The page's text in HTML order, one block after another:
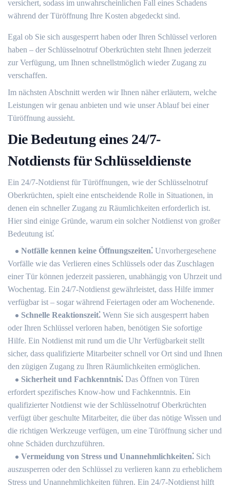
versichert, sodass im unwahrscheinlichen Fall eines Schadens
während der Türöffnung Ihre Kosten abgedeckt sind.​
Egal ob Sie sich ausgesperrt haben oder Ihren Schlüssel verloren
haben – der Schlüsselnotruf Oberkrüchten steht Ihnen jederzeit
zur Verfügung, um Ihnen schnellstmöglich wieder Zugang zu
verschaffen.​
Im nächsten Abschnitt werden wir Ihnen näher erläutern, welche
Leistungen wir genau anbieten und wie unser Ablauf bei einer
Türöffnung aussieht.​
Die Bedeutung eines 24/7-
Notdiensts für Schlüsseldienste
Ein 24/7-Notdienst für Türöffnungen, wie der Schlüsselnotruf
Oberkrüchten, spielt eine entscheidende Rolle in Situationen, in
denen ein schneller Zugang zu Räumlichkeiten erforderlich ist.​
Hier sind einige Gründe, warum ein solcher Notdienst von großer
Bedeutung ist⁚
Notfälle kennen keine Öffnungszeiten⁚ Unvorhergesehene
Vorfälle wie das Verlieren eines Schlüssels oder das Zuschlagen
einer Tür können jederzeit passieren, unabhängig von Uhrzeit und
Wochentag.​ Ein 24/7-Notdienst gewährleistet, dass Hilfe immer
verfügbar ist – sogar während Feiertagen oder am Wochenende.
Schnelle Reaktionszeit⁚ Wenn Sie sich ausgesperrt haben
oder Ihren Schlüssel verloren haben, benötigen Sie sofortige
Hilfe.​ Ein Notdienst mit rund um die Uhr Verfügbarkeit stellt
sicher, dass qualifizierte Mitarbeiter schnell vor Ort sind und Ihnen
den zügigen Zugang zu Ihren Räumlichkeiten ermöglichen.​
Sicherheit und Fachkenntnis⁚ Das Öffnen von Türen
erfordert spezifisches Know-how und Fachkenntnis.​ Ein
qualifizierter Notdienst wie der Schlüsselnotruf Oberkrüchten
verfügt über geschulte Mitarbeiter, die über das nötige Wissen und
die richtigen Werkzeuge verfügen, um eine Türöffnung sicher und
ohne Schäden durchzuführen.​
Vermeidung von Stress und Unannehmlichkeiten⁚ Sich
auszusperren oder den Schlüssel zu verlieren kann zu erheblichem
Stress und Unannehmlichkeiten führen.​ Ein 24/7-Notdienst hilft